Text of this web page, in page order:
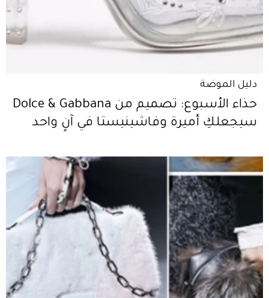
دليل الموضة
حذاء الأسبوع: تصميم من Dolce & Gabbana
سيجعلكِ أميرة وفاشينيستا في آنٍ واحد